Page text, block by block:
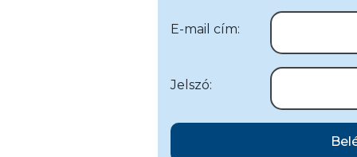
E-mail cím:
Jelszó: